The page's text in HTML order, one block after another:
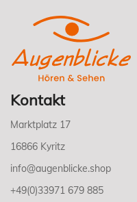
Kontakt
Marktplatz 17
16866 Kyritz
info@augenblicke.shop
+49(0)33971 679 885